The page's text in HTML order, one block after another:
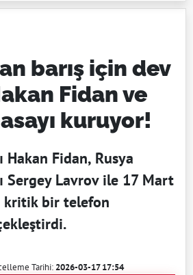
barış için dev
Fidan ve
kuruyor!
Hakan Fidan, Rusya
Sergey Lavrov ile 17 Mart
kritik bir telefon
Tarihi:2026-03-17 17:54